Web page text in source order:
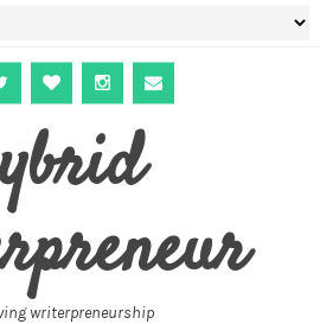
writerpreneurship